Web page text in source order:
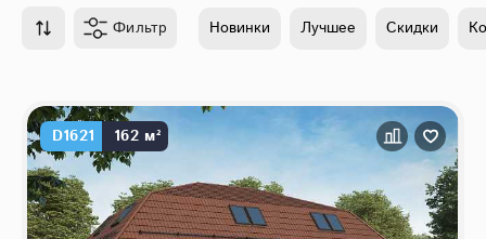
Фильтр Новинки Лучшее Скидки
D1621 162 м²